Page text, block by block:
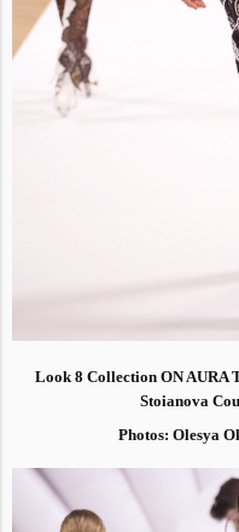
Look 8 Collection ON AURA
Stoianova
Photos: Olesya